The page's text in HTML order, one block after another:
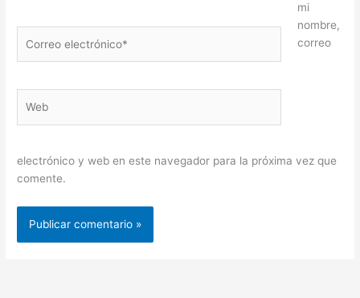
electrónico*
mi
nombre,
correo
electrónico y web en este navegador para la próxima vez que
comente.